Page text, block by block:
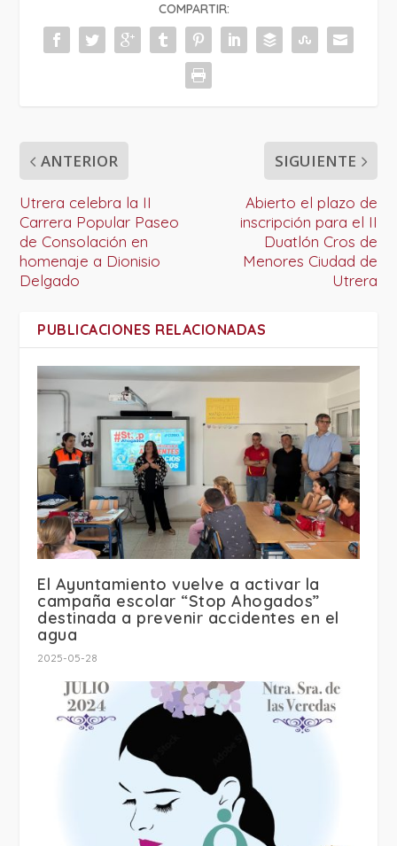
COMPARTIR:
ANTERIOR
Utrera celebra la II
Carrera Popular Paseo
de Consolación en
homenaje a Dionisio
Delgado
SIGUIENTE
Abierto el plazo de
inscripción para el II
Duatlón Cros de
Menores Ciudad de
Utrera
PUBLICACIONES RELACIONADAS
El Ayuntamiento vuelve a activar la
campaña escolar “Stop Ahogados”
destinada a prevenir accidentes en el
agua
2025-05-28